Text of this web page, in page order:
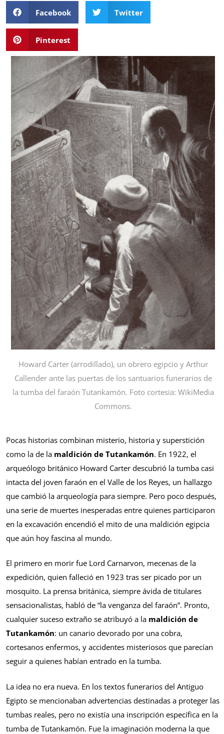
Facebook Twitter
Pinterest
Howard Carter (arrodillado), un obrero egipcio y Arthur
Callender ante las puertas de los santuarios funerarios de
la tumba del faraón Tutankamón. Foto cortesia: WikiMedia
Commons.
Pocas historias combinan misterio, historia y superstición
como la de la maldición de Tutankamón. En 1922, el
arqueólogo británico Howard Carter descubrió la tumba casi
intacta del joven faraón en el Valle de los Reyes, un hallazgo
que cambió la arqueología para siempre. Pero poco después,
una serie de muertes inesperadas entre quienes participaron
en la excavación encendió el mito de una maldición egipcia
que aún hoy fascina al mundo.
El primero en morir fue Lord Carnarvon, mecenas de la
expedición, quien falleció en 1923 tras ser picado por un
mosquito. La prensa británica, siempre ávida de titulares
sensacionalistas, habló de “la venganza del faraón”. Pronto,
cualquier suceso extraño se atribuyó a la maldición de
Tutankamón: un canario devorado por una cobra,
cortesanos enfermos, y accidentes misteriosos que parecían
seguir a quienes habían entrado en la tumba.
La idea no era nueva. En los textos funerarios del Antiguo
Egipto se mencionaban advertencias destinadas a proteger las
tumbas reales, pero no existía una inscripción específica en la
tumba de Tutankamón. Fue la imaginación moderna la que